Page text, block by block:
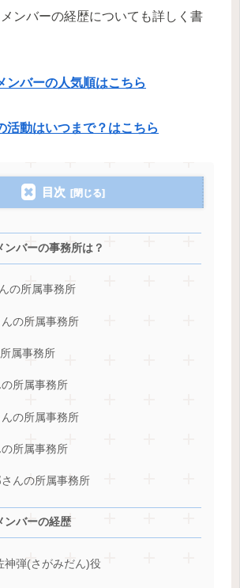
ンバーの経歴についても詳しく書
ンバーの人気順はこちら
活動はいつまで？はこちら
目次
ンバーの事務所は？
の所属事務所
の所属事務所
属事務所
所属事務所
の所属事務所
所属事務所
んの所属事務所
ンバーの経歴
神弾(さがみだん)役